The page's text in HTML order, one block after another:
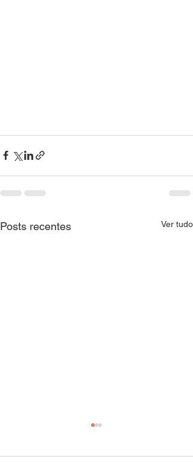
Posts recentes Ver tudo